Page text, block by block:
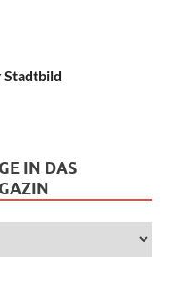
Stadtbild
IN DAS